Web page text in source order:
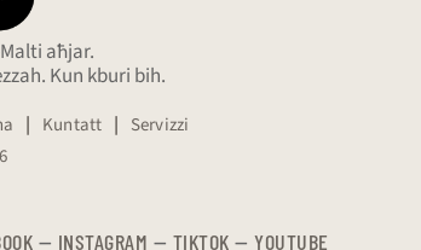
aħjar.
Kun kburi bih.
| Kuntatt | Servizzi
— INSTAGRAM — TIKTOK — YOUTUBE